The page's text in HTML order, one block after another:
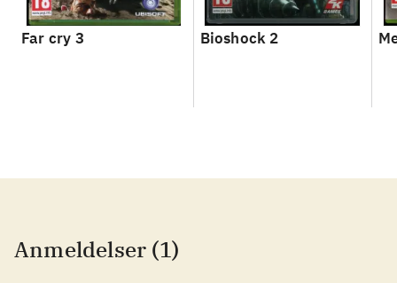
Far cry 3 Bioshock 2
Anmeldelser (1)